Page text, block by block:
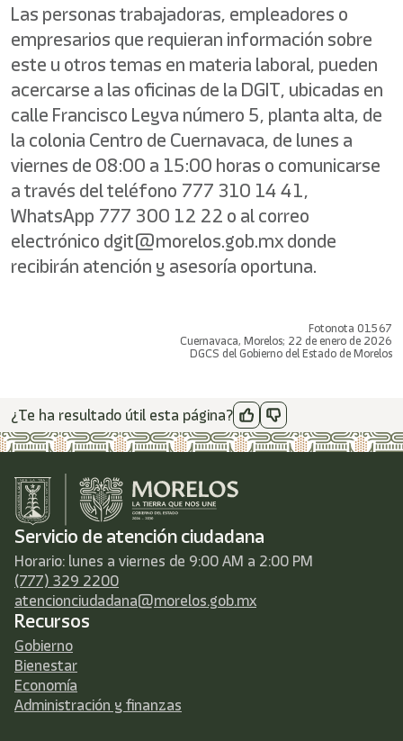
Las personas trabajadoras, empleadores o
empresarios que requieran información sobre
este u otros temas en materia laboral, pueden
acercarse a las oficinas de la DGIT, ubicadas en
calle Francisco Leyva número 5, planta alta, de
la colonia Centro de Cuernavaca, de lunes a
viernes de 08:00 a 15:00 horas o comunicarse
a través del teléfono 777 310 14 41,
WhatsApp 777 300 12 22 o al correo
electrónico dgit@morelos.gob.mx donde
recibirán atención y asesoría oportuna.
Fotonota 01567
Cuernavaca, Morelos; 22 de enero de 2026
DGCS del Gobierno del Estado de Morelos
¿Te ha resultado útil esta página?
Servicio de atención ciudadana
Horario: lunes a viernes de 9:00 AM a 2:00 PM
(777) 329 2200
atencionciudadana@morelos.gob.mx
Recursos
Gobierno
Bienestar
Economía
Administración y finanzas